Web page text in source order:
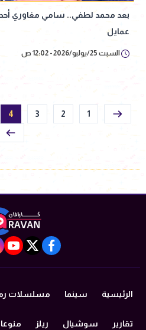
بعد محمد لطفي.. سامي مغاوري
عمايل
السبت 25/يوليو/2026 - 12:02 ص
1
2
3
4
facebook
twitter
الرئيسية سينما مسلسلات
تقارير سوشيال ريلز